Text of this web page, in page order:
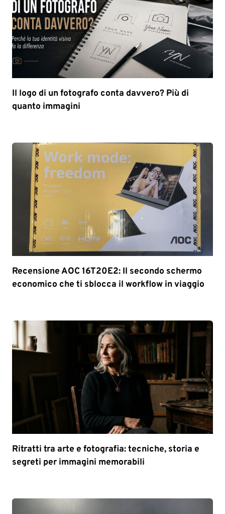
Il logo di un fotografo conta davvero? Più di
quanto immagini
Recensione AOC 16T20E2: Il secondo schermo
economico che ti sblocca il workflow in viaggio
Ritratti tra arte e fotografia: tecniche, storia e
segreti per immagini memorabili